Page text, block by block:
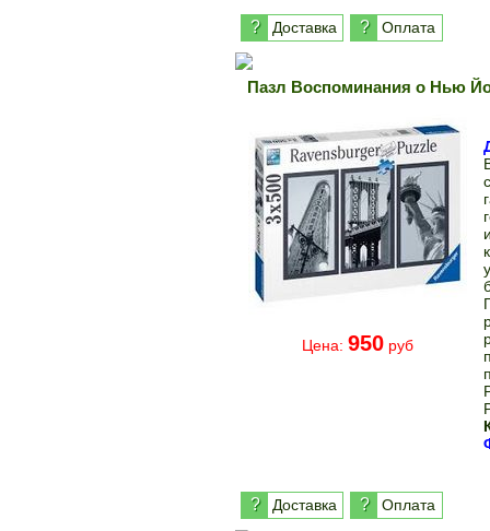
? Доставка ? Оплата
Пазл Воспоминания о Нью
Цена: 950 руб
? Доставка ? Оплата